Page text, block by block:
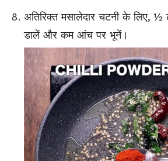
अतिरिक्त मसालेदार चटनी के लिए, ½
डालें और कम आंच पर भूनें।